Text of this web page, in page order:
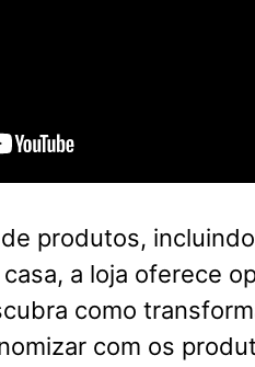
produtos,
a loja oferece
como
com os